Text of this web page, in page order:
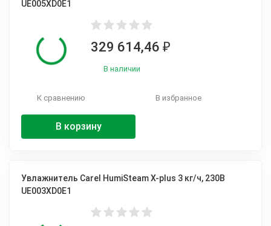
UE005XD0E1
329 614,46 ₽
В наличии
К сравнению В избранное
В корзину
Увлажнитель Carel HumiSteam X-plus 3 кг/ч, 230В
UE003XD0E1